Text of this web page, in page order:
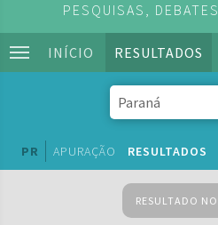
PESQUISAS,
INÍCIO RESULTADOS
PR APURAÇÃO RESULTADOS
RESULTADO